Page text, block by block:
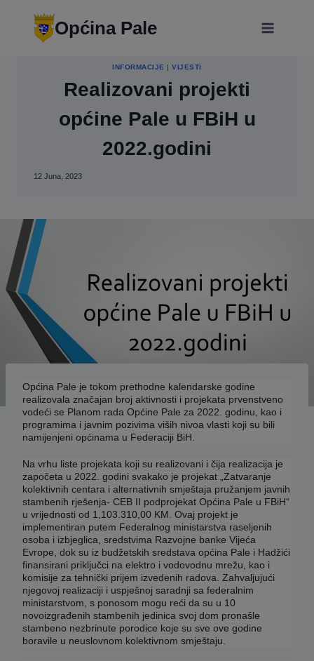
Općina Pale
INFORMACIJE |VIJESTI
Realizovani projekti
općine Pale u FBiH u
2022.godini
12 Juna, 2023
Općina Pale je tokom prethodne kalendarske godine
realizovala značajan broj aktivnosti i projekata prvenstveno
vodeći se Planom rada Općine Pale za 2022. godinu, kao i
programima i javnim pozivima viših nivoa vlasti koji su bili
namijenjeni općinama u Federaciji BiH.
Na vrhu liste projekata koji su realizovani i čija realizacija je
započeta u 2022. godini svakako je projekat „Zatvaranje
kolektivnih centara i alternativnih smještaja pružanjem javnih
stambenih rješenja- CEB II podprojekat Općina Pale u FBiH“
u vrijednosti od 1,103.310,00 KM. Ovaj projekt je
implementiran putem Federalnog ministarstva raseljenih
osoba i izbjeglica, sredstvima Razvojne banke Vijeća
Evrope, dok su iz budžetskih sredstava općina Pale i Hadžići
finansirani priključci na elektro i vodovodnu mrežu, kao i
komisije za tehnički prijem izvedenih radova. Zahvaljujući
njegovoj realizaciji i uspješnoj saradnji sa federalnim
ministarstvom, s ponosom mogu reći da su u 10
novoizgrađenih stambenih jedinica svoj dom pronašle
stambeno nezbrinute porodice koje su sve ove godine
boravile u neuslovnom kolektivnom smještaju.